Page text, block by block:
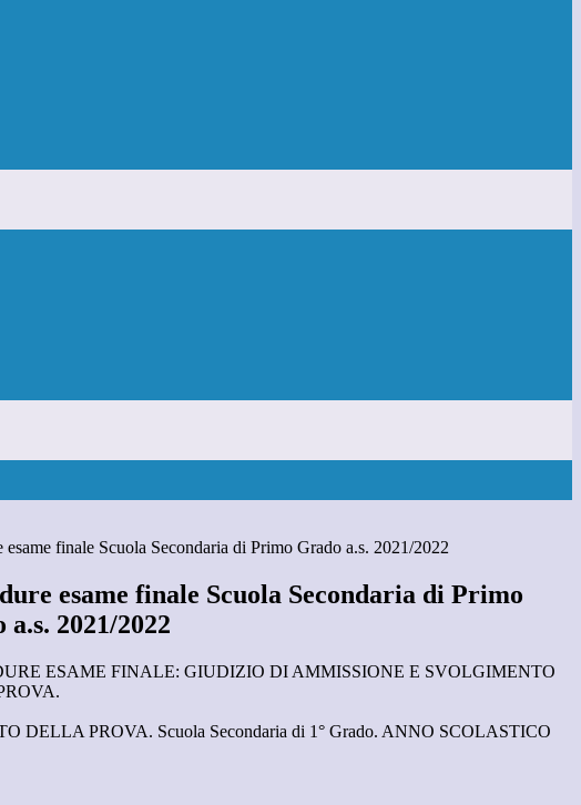
esame finale Scuola Secondaria di Primo Grado a.s. 2021/2022
esame finale Scuola Secondaria di Primo
a.s. 2021/2022
ESAME FINALE: GIUDIZIO DI AMMISSIONE E SVOLGIMENTO
DELLA PROVA. Scuola Secondaria di 1° Grado. ANNO SCOLASTICO